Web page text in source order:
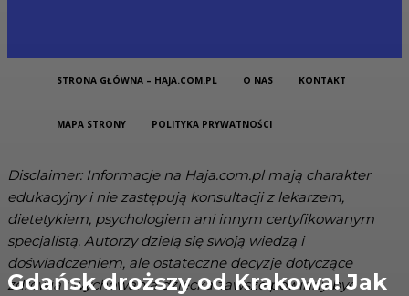
Gdańsk droższy od Krakowa! Jak
STRONA GŁÓWNA – HAJA.COM.PL O NAS KONTAKT
MAPA STRONY POLITYKA PRYWATNOŚCI
Disclaimer: Informacje na Haja.com.pl mają charakter
edukacyjny i nie zastępują konsultacji z lekarzem,
dietetykiem, psychologiem ani innym certyfikowanym
specjalistą. Autorzy dzielą się swoją wiedzą i
doświadczeniem, ale ostateczne decyzje dotyczące
zdrowia i wychowania dziecka zawsze powinny być